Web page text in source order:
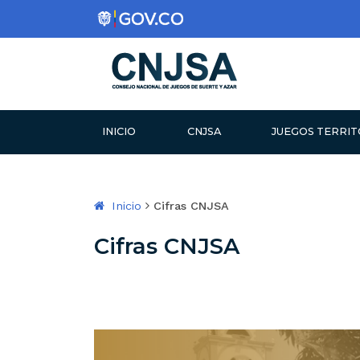
CONSEJO NACIONAL
INICIO CNJSA JUEGOS
Inicio Cifras CNJSA
Cifras CNJSA